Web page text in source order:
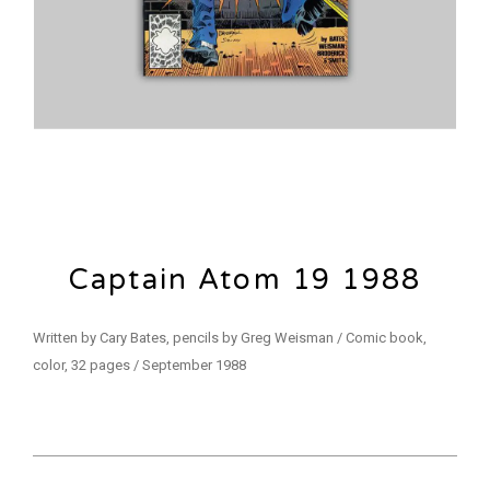
Captain Atom 19 1988
Written by Cary Bates, pencils by Greg Weisman / Comic book,
color, 32 pages / September 1988